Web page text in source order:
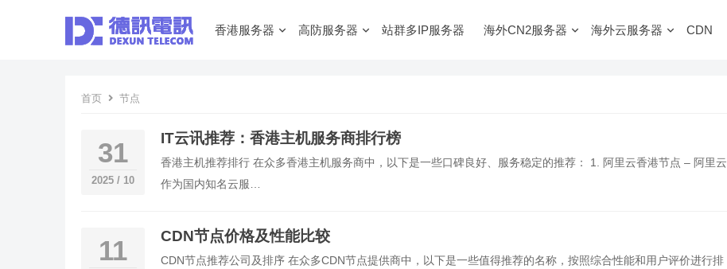
香港服务器 高防服务器 站群多IP服务器 海外CN2服务器 海外云服务器 CDN
首页 节点
31
2025 / 10
IT云讯推荐：香港主机服务商排行榜
香港主机推荐排行 在众多香港主机服务商中，以下是一些口碑良好、服务稳定的推荐： 1. 阿里云香港节点 – 阿里云
作为国内知名云服…
11 CDN节点价格及性能比较
CDN节点推荐公司及排序 在众多CDN节点提供商中，以下是一些值得推荐的名称，按照综合性能和用户评价进行排